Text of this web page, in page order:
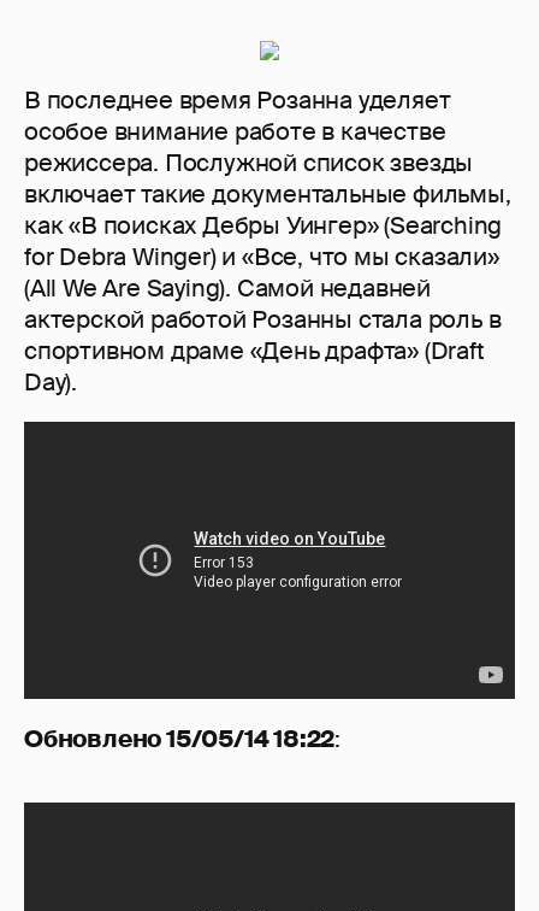
В последнее время Розанна уделяет
особое внимание работе в качестве
режиссера. Послужной список звезды
включает такие документальные фильмы,
как «В поисках Дебры Уингер» (Searching
for Debra Winger) и «Все, что мы сказали»
(All We Are Saying). Самой недавней
актерской работой Розанны стала роль в
спортивном драме «День драфта» (Draft
Day).
Обновлено 15/05/14 18:22: